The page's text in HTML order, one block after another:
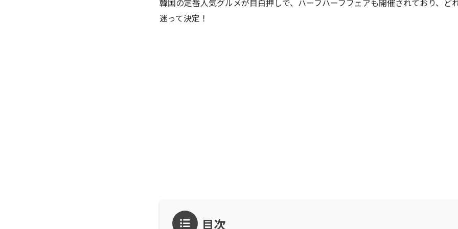
韓国の定番人気グルメが目白押しで、ハーフハーフフェアも開催されており、ど
迷って決定！
目次